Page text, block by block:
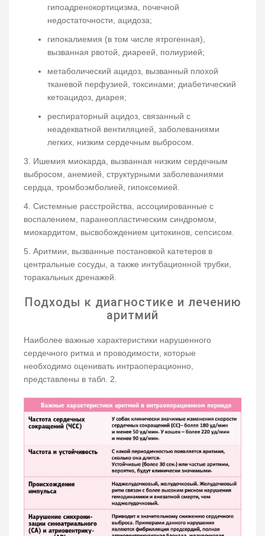
гипоадренокортицизма, почечной
недостаточности, ацидоза;
гипокалиемия (в том числе ятрогенная),
вызванная рвотой, диареей, полиурией;
метаболический ацидоз, вызванный плохой
тканевой перфузией, токсинами; диабетический
кетоацидоз, диарея;
респираторный ацидоз, связанный с
неадекватной вентиляцией, заболеваниями
легких, низким сердечным выбросом.
3. Ишемия миокарда, вызванная низким сердечным
выбросом, анемией, структурными заболеваниями
сердца, тромбоэмболией, гипоксемией.
4. Системные расстройства, ассоциированные с
воспалением, паранеопластическим синдромом,
миокардитом, высвобождением цитокинов, сепсисом.
5. Аритмии, вызванные постановкой катетеров в
центральные сосуды, а также интубационной трубки,
торакальных дренажей.
Подходы к диагностике и лечению
аритмий
Наиболее важные характеристики нарушенного
сердечного ритма и проводимости, которые
необходимо оценивать интраоперационно,
представлены в табл. 2.